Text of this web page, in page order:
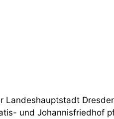
Landeshauptstadt
und Johannisfriedhof